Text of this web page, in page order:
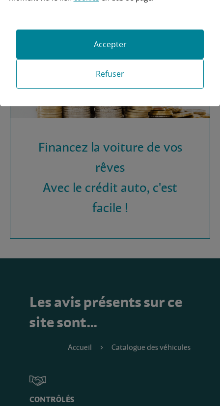
Obtenez vos devis MAAF
Financez la voiture de vos
rêves
Avec le crédit auto, c'est
facile !
Les avis présents sur ce
site sont…
Accueil Catalogue des véhicules
CONTRÔLÉS
Refuser
Accepter